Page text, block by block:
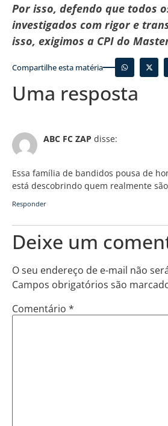
Por isso, defendo que todos
investigados com rigor e
isso, exigimos a CPI do
Compartilhe esta matéria
Uma resposta
ABC FC ZAP disse:
Essa família de bandidos pousa de
está descobrindo quem realmente
Responder
Deixe um
O seu endereço de e-mail não
Campos obrigatórios são
Comentário *